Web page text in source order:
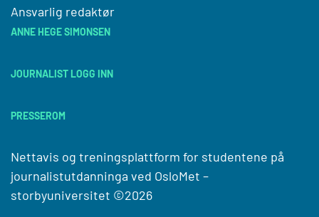
Ansvarlig redaktør
ANNE HEGE SIMONSEN
JOURNALIST LOGG INN
PRESSEROM
Nettavis og treningsplattform for studentene på
journalistutdanninga ved OsloMet –
storbyuniversitet ©2026